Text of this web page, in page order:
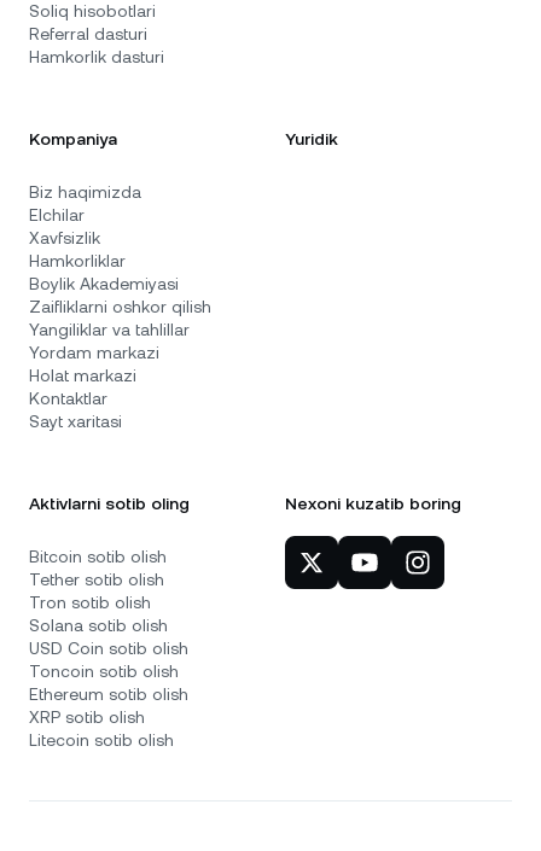
Soliq hisobotlari
Referral dasturi
Hamkorlik dasturi
Kompaniya
Biz haqimizda
Elchilar
Xavfsizlik
Hamkorliklar
Boylik Akademiyasi
Zaifliklarni oshkor qilish
Yangiliklar va tahlillar
Yordam markazi
Holat markazi
Kontaktlar
Sayt xaritasi
Yuridik
Aktivlarni sotib oling
Bitcoin sotib olish
Tether sotib olish
Tron sotib olish
Solana sotib olish
USD Coin sotib olish
Toncoin sotib olish
Ethereum sotib olish
XRP sotib olish
Litecoin sotib olish
Nexoni kuzatib boring